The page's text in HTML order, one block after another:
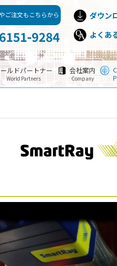
ご注文もこちらから
9284
ダウン
よくあ
ルドパートナー
World Partners
会社案内
Company